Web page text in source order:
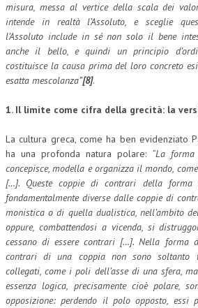
DOCUMENTI
MANUALI E MONOGRAFIE
TESI DI LAUREA
misura, messa al vertice della scala dei
intende in realtà l’Assoluto, e sceglie
l’Assoluto include in sé non solo il bene
anche il bello, e quindi un principio
costituisce la causa prima del loro concreto
esatta mescolanza”[8].
1. Il limite come cifra della grecità: la
La cultura greca, come ha ben evidenziato
ha una profonda natura polare: “La
concepisce, modella e organizza il mondo,
[…]. Queste coppie di contrari della forma
fondamentalmente diverse dalle coppie di
monistica o di quella dualistica, nell’ambito
oppure, combattendosi a vicenda, si
cessano di essere contrari […]. Nella forma
contrari di una coppia non sono soltanto
collegati, come i poli dell’asse di una sfera,
essenza logica, precisamente cioè polare,
opposizione: perdendo il polo opposto, essi